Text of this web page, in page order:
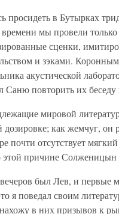
в Бутырках
мы провели
сценки,
и зэками.
акустической
повторить их беседу
мировой
как жемчуг, он
почти отсутствует
причине Солженицын
вечеров был Лев, и
я поведал своим
в них призывов к